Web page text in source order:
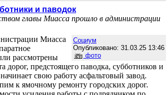
и паводок
главы Миасса прошло в администрации
Социум
Опубликовано: 31.03.25 13:46
фото
Миасса
рассмотрены
дорог, предстоящего паводка, субботников и
свою работу асфальтовый завод.
к ямочному ремонту городских дорог.